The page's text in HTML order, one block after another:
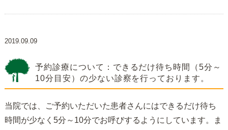
2019.09.09
予約診療について：できるだけ待ち時間（5分～
10分目安）の少ない診察を行っております。
当院では、ご予約いただいた患者さんにはできるだけ待ち
時間が少なく5分～10分でお呼びするようにしています。ま